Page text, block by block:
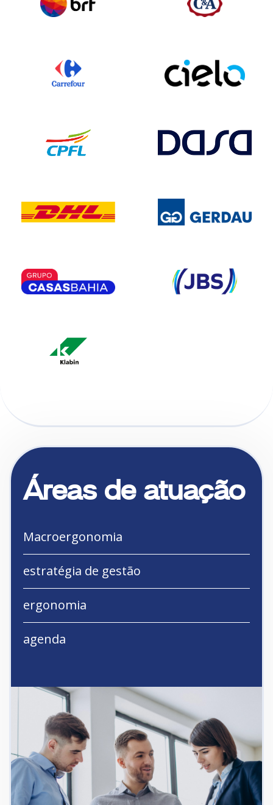
Áreas de atuação
Macroergonomia
estratégia de gestão
ergonomia
agenda